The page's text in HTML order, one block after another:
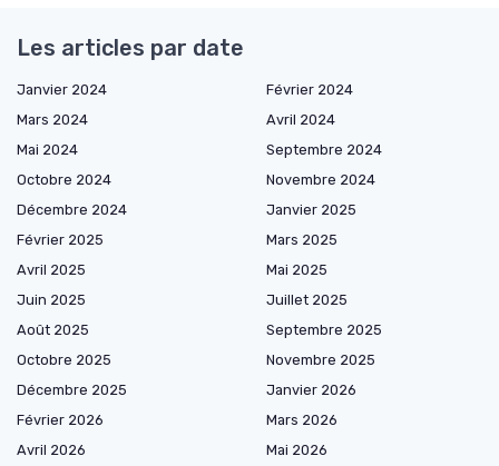
Les articles par date
Janvier 2024
Février 2024
Mars 2024
Avril 2024
Mai 2024
Septembre 2024
Octobre 2024
Novembre 2024
Décembre 2024
Janvier 2025
Février 2025
Mars 2025
Avril 2025
Mai 2025
Juin 2025
Juillet 2025
Août 2025
Septembre 2025
Octobre 2025
Novembre 2025
Décembre 2025
Janvier 2026
Février 2026
Mars 2026
Avril 2026
Mai 2026